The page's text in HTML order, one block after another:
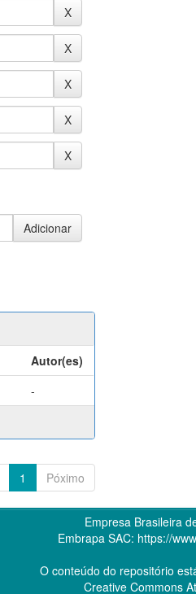
Autor(es)
-
1 Póximo
Empresa Brasileira
Embrapa SAC: https://
O conteúdo do repositório
Creative Commons